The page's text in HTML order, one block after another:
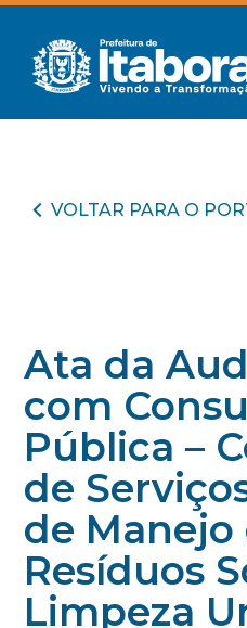
VOLTAR PARA O
Ata da
com
Pública –
de
de Manejo
Resíduos
Limpeza